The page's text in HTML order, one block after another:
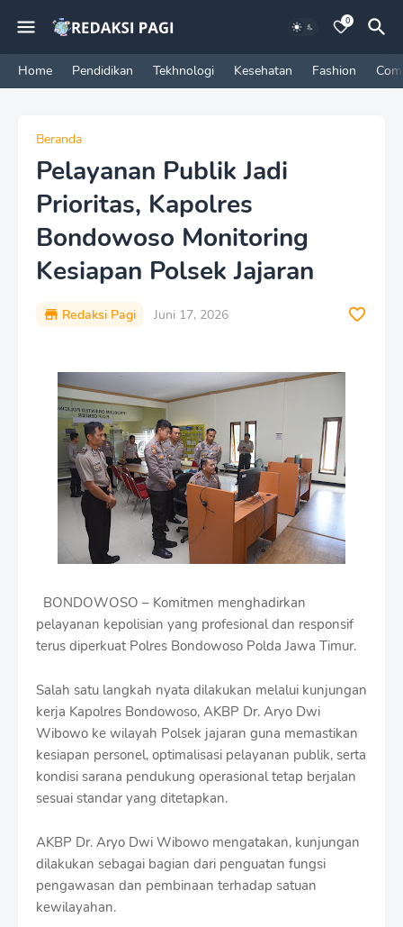
0
Home Pendidikan Tekhnologi Kesehatan Fashion
Beranda
Pelayanan Publik Jadi
Prioritas, Kapolres
Bondowoso Monitoring
Kesiapan Polsek Jajaran
Redaksi Pagi Juni 17, 2026
BONDOWOSO – Komitmen menghadirkan
pelayanan kepolisian yang profesional dan responsif
terus diperkuat Polres Bondowoso Polda Jawa Timur.
Salah satu langkah nyata dilakukan melalui kunjungan
kerja Kapolres Bondowoso, AKBP Dr. Aryo Dwi
Wibowo ke wilayah Polsek jajaran guna memastikan
kesiapan personel, optimalisasi pelayanan publik, serta
kondisi sarana pendukung operasional tetap berjalan
sesuai standar yang ditetapkan.
AKBP Dr. Aryo Dwi Wibowo mengatakan, kunjungan
dilakukan sebagai bagian dari penguatan fungsi
pengawasan dan pembinaan terhadap satuan
kewilayahan.
D
e
s
n
W
i
t
h
S
h
f
f
T
e
m